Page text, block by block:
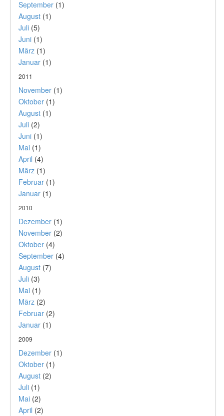
September (1)
August (1)
Juli (5)
Juni (1)
März (1)
Januar (1)
2011
November (1)
Oktober (1)
August (1)
Juli (2)
Juni (1)
Mai (1)
April (4)
März (1)
Februar (1)
Januar (1)
2010
Dezember (1)
November (2)
Oktober (4)
September (4)
August (7)
Juli (3)
Mai (1)
März (2)
Februar (2)
Januar (1)
2009
Dezember (1)
Oktober (1)
August (2)
Juli (1)
Mai (2)
April (2)